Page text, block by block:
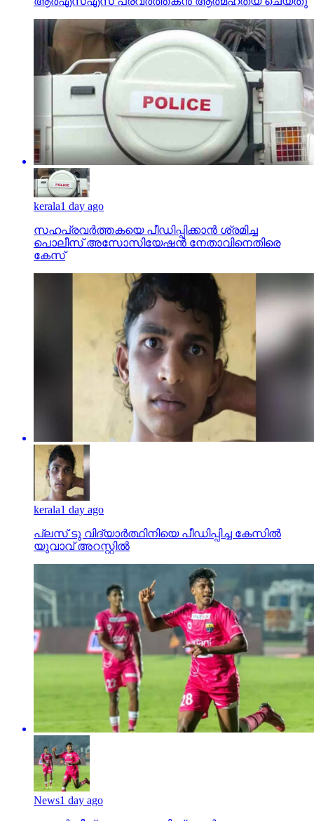
kerala1 day ago
സഹപ്രവര്‍ത്തകയെ പീഡിപ്പിക്കാന്‍ ശ്രമിച്ച
പൊലീസ് അസോസിയേഷന്‍ നേതാവിനെതിരെ
കേസ്
kerala1 day ago
പ്ലസ് ടു വിദ്യാര്‍ത്ഥിനിയെ പീഡിപ്പിച്ച കേസില്‍
യുവാവ് അറസ്റ്റില്‍
News1 day ago